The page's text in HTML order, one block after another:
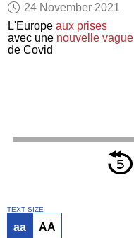
24 November 2021
L'Europeaux prises
avec une nouvelle vague
de Covid
TEXT SIZE
aa AA